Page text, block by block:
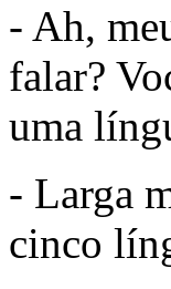
- Ah,
falar?
uma
- Larga
cinco